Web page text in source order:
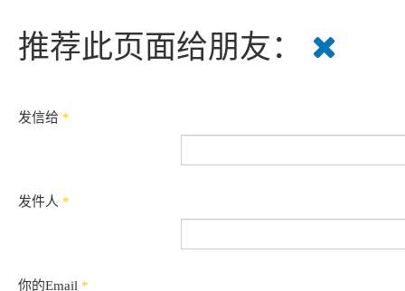
推荐此页面给朋友：
发信给 *
发件人 *
你的Email *